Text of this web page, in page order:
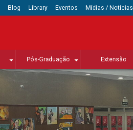
Blog Library Eventos Mídias / Notícias
Pós-Graduação Extensão